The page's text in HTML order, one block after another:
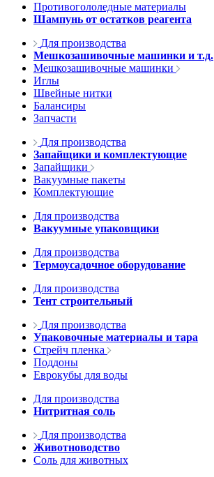
Противогололедные материалы
Шампунь от остатков реагента
Для производства
Мешкозашивочные машинки и т.д.
Мешкозашивочные машинки
Иглы
Швейные нитки
Балансиры
Запчасти
Для производства
Запайщики и комплектующие
Запайщики
Вакуумные пакеты
Комплектующие
Для производства
Вакуумные упаковщики
Для производства
Термоусадочное оборудование
Для производства
Тент строительный
Для производства
Упаковочные материалы и тара
Стрейч пленка
Поддоны
Еврокубы для воды
Для производства
Нитритная соль
Для производства
Животноводство
Соль для животных